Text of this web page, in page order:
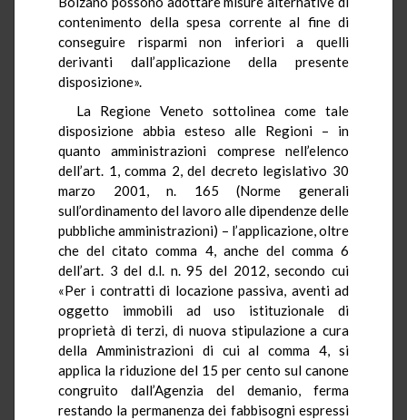
contenimento della spesa corrente al fine di
conseguire risparmi non inferiori a quelli
derivanti dall’applicazione della presente
disposizione».
La Regione Veneto sottolinea come tale
disposizione abbia esteso alle Regioni – in
quanto amministrazioni comprese nell’elenco
dell’art. 1, comma 2, del decreto legislativo 30
marzo 2001, n. 165 (Norme generali
sull’ordinamento del lavoro alle dipendenze delle
pubbliche amministrazioni) – l’applicazione, oltre
che del citato comma 4, anche del comma 6
dell’art. 3 del d.l. n. 95 del 2012, secondo cui
«Per i contratti di locazione passiva, aventi ad
oggetto immobili ad uso istituzionale di
proprietà di terzi, di nuova stipulazione a cura
della Amministrazioni di cui al comma 4, si
applica la riduzione del 15 per cento sul canone
congruito dall’Agenzia del demanio, ferma
restando la permanenza dei fabbisogni espressi